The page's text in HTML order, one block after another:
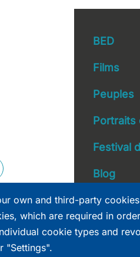
BED
Films
Peuples
Portraits
Festival
Blog
own and third-party
which are required in
cookie types and
"Settings".